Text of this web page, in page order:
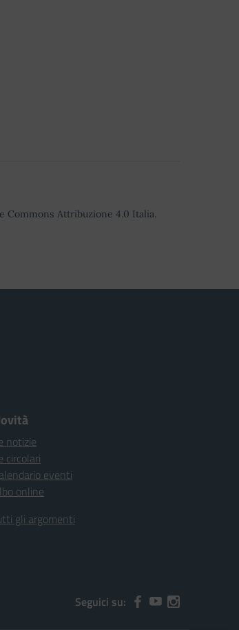
Commons Attribuzione 4.0 Italia.
notizie
circolari
eventi
online
gli argomenti
Seguici su: